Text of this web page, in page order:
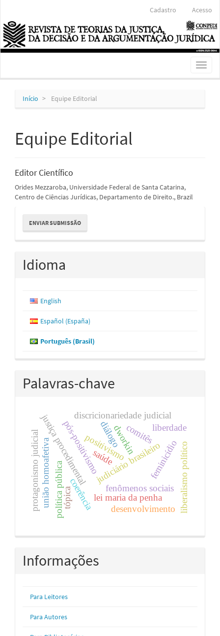
Conteúdo
principal
Barra
Lateral
Cadastro Acesso
Toggle
Início Equipe Editorial
Equipe Editorial
Editor Científico
Orides Mezzaroba, Universidade Federal de Santa Catarina,
Centro de Ciências Jurídicas, Departamento de Direito., Brazil
Enviar
Submissão
ENVIAR SUBMISSÃO
Idioma
English
Español (España)
Português (Brasil)
Palavras-chave
fenômenos sociais
pós-positivismo
justiça procedimental liberalismo político
união homoafetiva judiciário brasileiro
positivismo
política pública
dworkin
coerência
discricionariedade judicial
lei maria da penha
feminicídio
tópica
saúde
diálogocomitês
desenvolvimento
liberdade
protagonismo judicial
Informações
Para Leitores
Para Autores